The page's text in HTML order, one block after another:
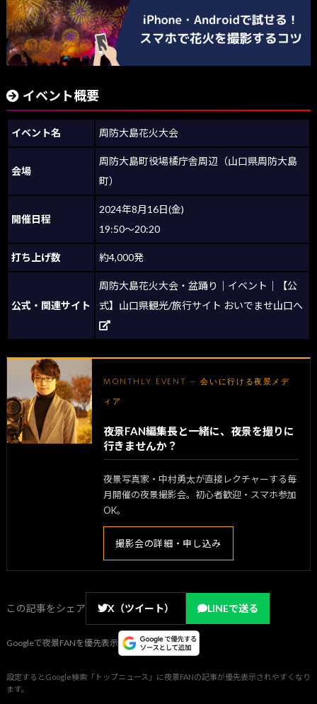
イベント概要
イベント名 周防大島花火大会
会場
周防大島町役場橘庁舎周辺（山口県周防大島
町）
開催日程
2024年8月16日(金)
19:50～20:20
打ち上げ数 約4,000発
公式・関連サイト
周防大島花火大会・盆踊り｜イベント｜【公
式】山口県観光/旅行サイト おいでませ山口へ
MONTHLY EVENT — 会いに行ける夜景メデ
ィア
夜景FAN編集長と一緒に、夜景を撮りに
行きませんか？
夜景写真家・中村勇太が直接レクチャーする毎
月開催の夜景撮影会。初心者歓迎・スマホ参加
OK。
撮影会の詳細・申し込み
この記事をシェア X（ツイート） LINEで送る
Googleで夜景FANを優先表示
設定するとGoogle検索「トップニュース」に夜景FANの記事が優先表示されやすくなり
ます。